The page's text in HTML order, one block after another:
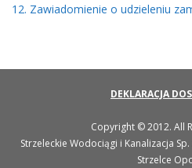
12. Zawiadomienie o udzieleniu
DEKLARACJA
Copyright © 2012. All
Strzeleckie Wodociągi i Kanalizacja
Strzelce